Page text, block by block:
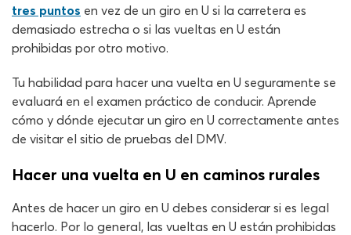
tres puntos en vez de un giro en U si la carretera es
demasiado estrecha o si las vueltas en U están
prohibidas por otro motivo.
Tu habilidad para hacer una vuelta en U seguramente se
evaluará en el examen práctico de conducir. Aprende
cómo y dónde ejecutar un giro en U correctamente antes
de visitar el sitio de pruebas del DMV.
Hacer una vuelta en U en caminos rurales
Antes de hacer un giro en U debes considerar si es legal
hacerlo. Por lo general, las vueltas en U están prohibidas